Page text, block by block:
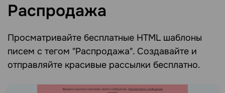
Распродажа
Просматривайте бесплатные HTML шаблоны
писем c тегом "Распродажа". Создавайте и
отправляйте красивые рассылки бесплатно.